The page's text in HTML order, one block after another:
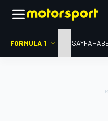
FORMULA 1 ANA SAYFA